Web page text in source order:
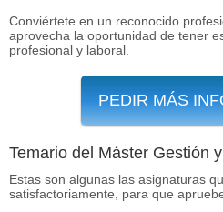
Conviértete en un reconocido
aprovecha la oportunidad de tener
profesional y laboral.
PEDIR MÁS
Temario del Máster Gestión
Estas son algunas las asignaturas
satisfactoriamente, para que